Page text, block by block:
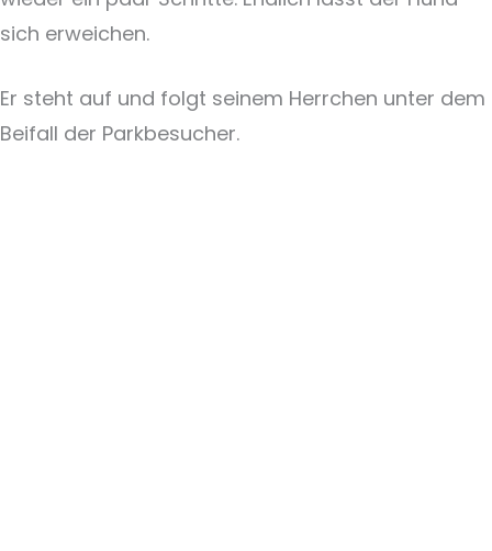
sich erweichen.
Er steht auf und folgt seinem Herrchen unter dem
Beifall der Parkbesucher.